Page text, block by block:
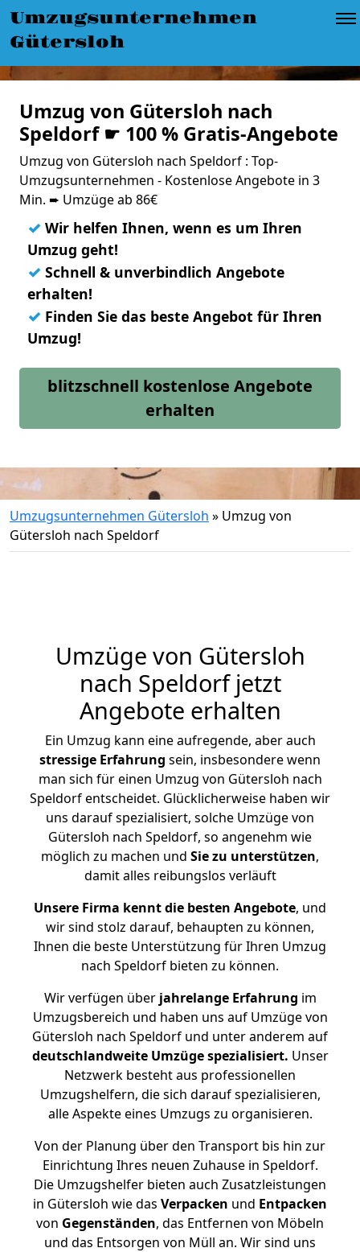
Umzugsunternehmen
Gütersloh
Umzug von Gütersloh nach
Speldorf ☛ 100 % Gratis-Angebote
Umzug von Gütersloh nach Speldorf : Top-
Umzugsunternehmen - Kostenlose Angebote in 3
Min. ➨ Umzüge ab 86€
✓ Wir helfen Ihnen, wenn es um Ihren
Umzug geht!
✓ Schnell & unverbindlich Angebote
erhalten!
✓ Finden Sie das beste Angebot für Ihren
Umzug!
blitzschnell kostenlose Angebote
erhalten
Umzugsunternehmen Gütersloh » Umzug von
Gütersloh nach Speldorf
Umzüge von Gütersloh
nach Speldorf jetzt
Angebote erhalten
Ein Umzug kann eine aufregende, aber auch
stressige Erfahrung sein, insbesondere wenn
man sich für einen Umzug von Gütersloh nach
Speldorf entscheidet. Glücklicherweise haben wir
uns darauf spezialisiert, solche Umzüge von
Gütersloh nach Speldorf, so angenehm wie
möglich zu machen und Sie zu unterstützen,
damit alles reibungslos verläuft
Unsere Firma kennt die besten Angebote, und
wir sind stolz darauf, behaupten zu können,
Ihnen die beste Unterstützung für Ihren Umzug
nach Speldorf bieten zu können.
Wir verfügen überjahrelange Erfahrung im
Umzugsbereich und haben uns auf Umzüge von
Gütersloh nach Speldorf und unter anderem auf
deutschlandweite Umzüge spezialisiert. Unser
Netzwerk besteht aus professionellen
Umzugshelfern, die sich darauf spezialisieren,
alle Aspekte eines Umzugs zu organisieren.
Von der Planung über den Transport bis hin zur
Einrichtung Ihres neuen Zuhause in Speldorf.
Die Umzugshelfer bieten auch Zusatzleistungen
in Gütersloh wie das Verpacken und Entpacken
von Gegenständen, das Entfernen von Möbeln
und das Entsorgen von Müll an. Wir sind uns